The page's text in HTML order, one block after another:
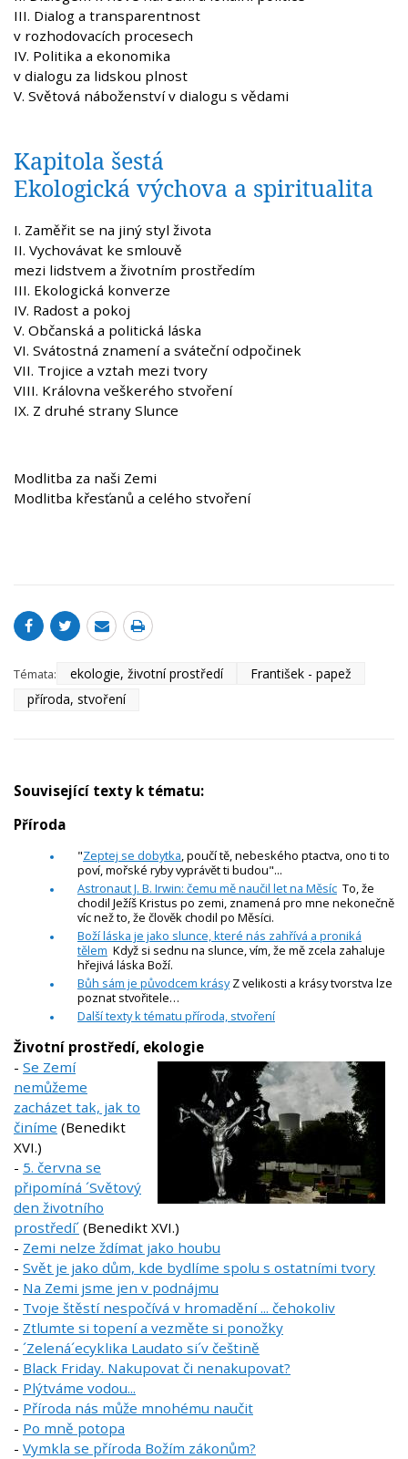
III. Dialog a transparentnost
v rozhodovacích procesech
IV. Politika a ekonomika
v dialogu za lidskou plnost
V. Světová náboženství v dialogu s vědami
Kapitola šestá
Ekologická výchova a spiritualita
I. Zaměřit se na jiný styl života
II. Vychovávat ke smlouvě
mezi lidstvem a životním prostředím
III. Ekologická konverze
IV. Radost a pokoj
V. Občanská a politická láska
VI. Svátostná znamení a sváteční odpočinek
VII. Trojice a vztah mezi tvory
VIII. Královna veškerého stvoření
IX. Z druhé strany Slunce
Modlitba za naši Zemi
Modlitba křesťanů a celého stvoření
Témata: ekologie, životní prostředí
František - papež
příroda, stvoření
Související texty k tématu:
Příroda
"Zeptej se dobytka, poučí tě, nebeského ptactva, ono ti to
poví, mořské ryby vyprávět ti budou"...
Astronaut J. B. Irwin: čemu mě naučil let na Měsíc To, že
chodil Ježíš Kristus po zemi, znamená pro mne nekonečně
víc než to, že člověk chodil po Měsíci.
Boží láska je jako slunce, které nás zahřívá a proniká
tělem Když si sednu na slunce, vím, že mě zcela zahaluje
hřejivá láska Boží.
Bůh sám je původcem krásyZ velikosti a krásy tvorstva lze
poznat stvořitele…
Další texty k tématu příroda, stvoření
Životní prostředí, ekologie
- Se Zemí
nemůžeme
zacházet tak, jak to
činíme (Benedikt
XVI.)
- 5. června se
připomíná ´Světový
den životního
prostředí´ (Benedikt XVI.)
- Zemi nelze ždímat jako houbu
- Svět je jako dům, kde bydlíme spolu s ostatními tvory
- Na Zemi jsme jen v podnájmu
- Tvoje štěstí nespočívá v hromadění ... čehokoliv
- Ztlumte si topení a vezměte si ponožky
- ´Zelená´ecyklika Laudato si´v češtině
- Black Friday. Nakupovat či nenakupovat?
- Plýtváme vodou...
- Příroda nás může mnohému naučit
- Po mně potopa
- Vymkla se příroda Božím zákonům?